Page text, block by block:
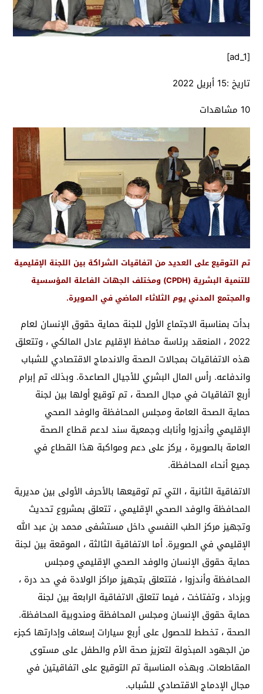
[ad_1]
تاريخ :15 أبريل 2022
10 مشاهدات
تم التوقيع على العديد من اتفاقيات الشراكة بين اللجنة الإقليمية
للتنمية البشرية (CPDH) ومختلف الجهات الفاعلة المؤسسية
والمجتمع المدني يوم الثلاثاء الماضي في الصويرة.
بدأت بمناسبة الاجتماع الأول للجنة حماية حقوق الإنسان لعام
2022 ، المنعقد برئاسة محافظ الإقليم عادل المالكي ، وتتعلق
هذه الاتفاقيات بمجالات الصحة والاندماج الاقتصادي للشباب
واندفاعه. رأس المال البشري للأجيال الصاعدة. وبذلك تم إبرام
أربع اتفاقيات في مجال الصحة ، تم توقيع أولها بين لجنة
حماية الصحة العامة ومجلس المحافظة والوفد الصحي
الإقليمي وأندزوا وأنابك وجمعية سند لدعم قطاع الصحة
العامة بالصويرة ، يركز على دعم ومواكبة هذا القطاع في
جميع أنحاء المحافظة.
الاتفاقية الثانية ، التي تم توقيعها بالأحرف الأولى بين مديرية
المحافظة والوفد الصحي الإقليمي ، تتعلق بمشروع تحديث
وتجهيز مركز الطب النفسي داخل مستشفى محمد بن عبد الله
الإقليمي في الصويرة. أما الاتفاقية الثالثة ، الموقعة بين لجنة
حماية حقوق الإنسان والوفد الصحي الإقليمي ومجلس
المحافظة وأندزوا ، فتتعلق بتجهيز مراكز الولادة في حد درة ،
وبزداد ، وتفتاخت ، فيما تتعلق الاتفاقية الرابعة بين لجنة
حماية حقوق الإنسان ومجلس المحافظة ومندوبية المحافظة.
الصحة ، تخطط للحصول على أربع سيارات إسعاف وإدارتها كجزء
من الجهود المبذولة لتعزيز صحة الأم والطفل على مستوى
المقاطعات. وبهذه المناسبة تم التوقيع على اتفاقيتين في
مجال الإدماج الاقتصادي للشباب.